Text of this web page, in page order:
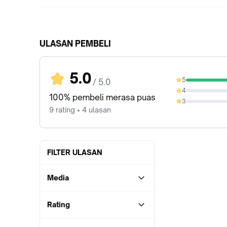
ULASAN PEMBELI
5.0 / 5.0
100% pembeli merasa puas
9 rating • 4 ulasan
5
100%
4
0%
3
0%
FILTER ULASAN
Media
Rating